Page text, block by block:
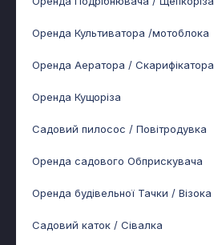
Оренда Культиватора /мотоблока
Оренда Аератора / Скарифікатора
Оренда Кущоріза
Садовий пилосос / Повітродувка
Оренда садового Обприскувача
Оренда будівельної Тачки / Візока
Садовий каток / Сівалка